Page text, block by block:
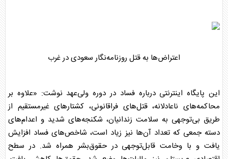
اعتراض‌ها به قتل روزنامه‌نگار سعودی در غرب
این پایگاه اینترنتی درباره فساد در دوره ولی‌عهد نوشت: «علاوه بر
محاکمه‌های ناعادلانه، قتل‌های فراقانونی، کشتارهای غیرمستقیم از
طریق بی‌توجهی به سلامت زندانیان، شکنجه‌های شدید و اعدام‌های
دسته جمعی که تعداد آن‌ها نیز زیاد است، شاخص‌های فساد افزایش
یافت و با وخامت قابل‌توجهی در حقوق‌بشر همراه شد. در سطح